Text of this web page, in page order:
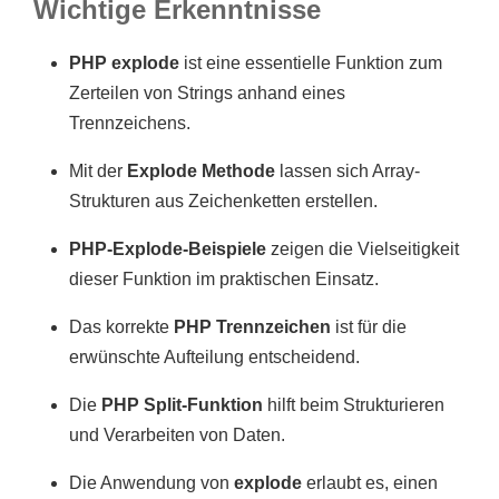
Wichtige Erkenntnisse
PHP explode ist eine essentielle Funktion zum
Zerteilen von Strings anhand eines
Trennzeichens.
Mit der Explode Methode lassen sich Array-
Strukturen aus Zeichenketten erstellen.
PHP-Explode-Beispiele zeigen die Vielseitigkeit
dieser Funktion im praktischen Einsatz.
Das korrekte PHP Trennzeichen ist für die
erwünschte Aufteilung entscheidend.
Die PHP Split-Funktion hilft beim Strukturieren
und Verarbeiten von Daten.
Die Anwendung von explode erlaubt es, einen